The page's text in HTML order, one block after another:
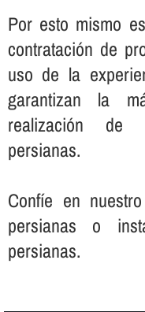
Por esto mismo
contratación de
uso de la
garantizan la
realización de
persianas.
Confí­e en
persianas o
persianas.